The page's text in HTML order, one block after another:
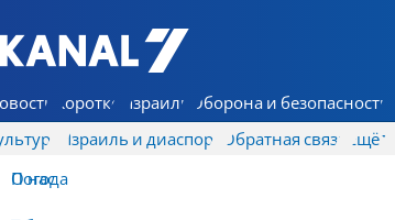
7 КАНАЛ - Аруц Шева
Коротко Израиль Оборона и безопасность
Израиль и диаспора Обратная связь
О нас
Ещё
Погода